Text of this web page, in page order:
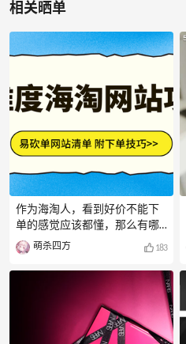
相关晒单
作为海淘人，看到好价不能下
单的感觉应该都懂，那么有哪
些适合进阶海淘人攻克的难度
网站呢？给大家汇总了一些热
门的海淘高难度网站，整理这
篇汇总的目的不是为了让大家
打退堂鼓哦，而是在下单之前
能做好更充分的准备，如
paypal、美私地址等，提高下单
萌杀四方 183